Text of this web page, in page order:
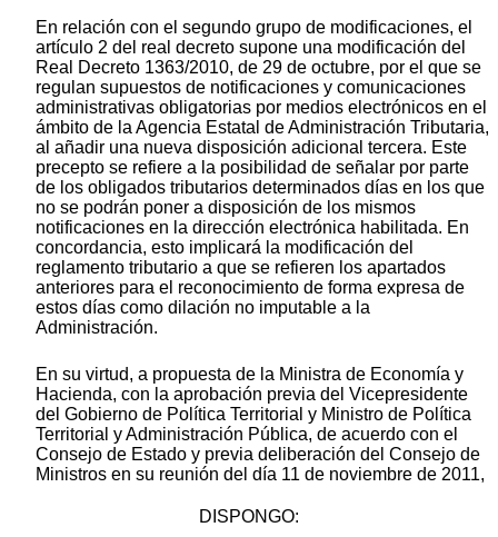
En relación con el segundo grupo de modificaciones, el
artículo 2 del real decreto supone una modificación del
Real Decreto 1363/2010, de 29 de octubre, por el que se
regulan supuestos de notificaciones y comunicaciones
administrativas obligatorias por medios electrónicos en el
ámbito de la Agencia Estatal de Administración Tributaria,
al añadir una nueva disposición adicional tercera. Este
precepto se refiere a la posibilidad de señalar por parte
de los obligados tributarios determinados días en los que
no se podrán poner a disposición de los mismos
notificaciones en la dirección electrónica habilitada. En
concordancia, esto implicará la modificación del
reglamento tributario a que se refieren los apartados
anteriores para el reconocimiento de forma expresa de
estos días como dilación no imputable a la
Administración.
En su virtud, a propuesta de la Ministra de Economía y
Hacienda, con la aprobación previa del Vicepresidente
del Gobierno de Política Territorial y Ministro de Política
Territorial y Administración Pública, de acuerdo con el
Consejo de Estado y previa deliberación del Consejo de
Ministros en su reunión del día 11 de noviembre de 2011,
DISPONGO: